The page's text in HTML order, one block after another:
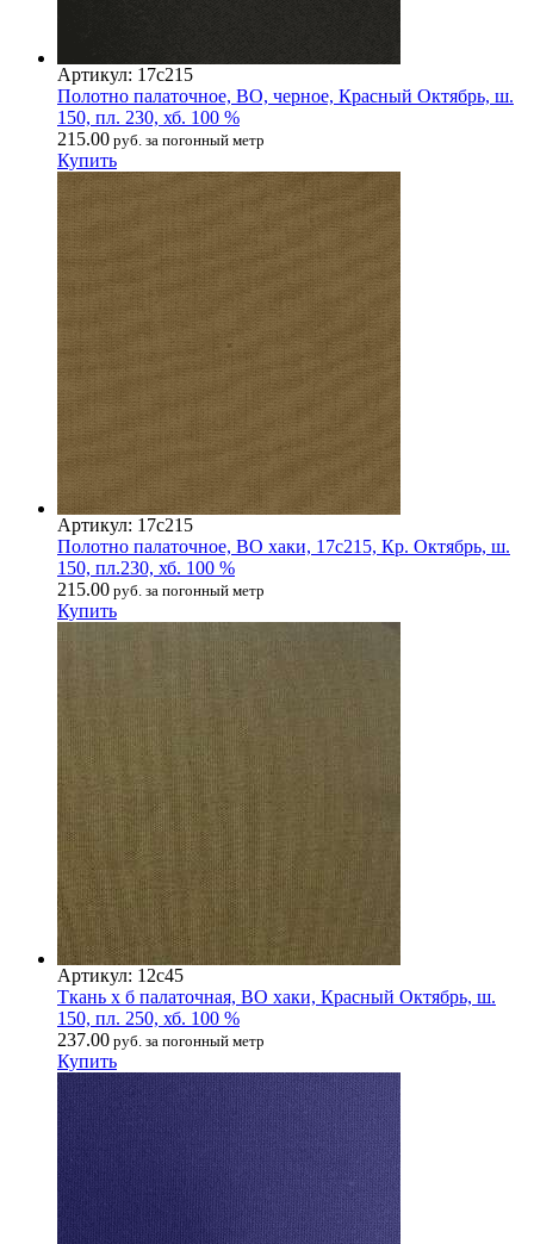
Артикул: 17с215
Полотно палаточное, ВО, черное, Красный Октябрь, ш.
150, пл. 230, хб. 100 %
215.00 руб. за погонный метр
Купить
Артикул: 17с215
Полотно палаточное, ВО хаки, 17с215, Кр. Октябрь, ш.
150, пл.230, хб. 100 %
215.00 руб. за погонный метр
Купить
Артикул: 12с45
Ткань х б палаточная, ВО хаки, Красный Октябрь, ш.
150, пл. 250, хб. 100 %
237.00 руб. за погонный метр
Купить